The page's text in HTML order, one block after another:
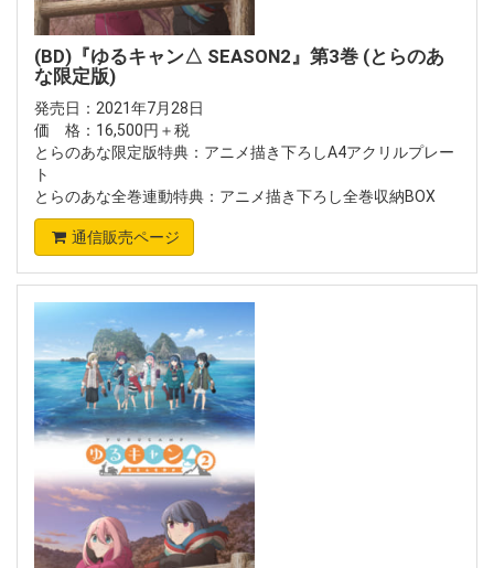
(BD)『ゆるキャン△ SEASON2』第3巻 (とらのあ
な限定版)
発売日：2021年7月28日
価 格：16,500円＋税
とらのあな限定版特典：アニメ描き下ろしA4アクリルプレー
ト
とらのあな全巻連動特典：アニメ描き下ろし全巻収納BOX
通信販売ページ